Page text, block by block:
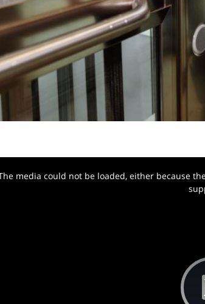
media could not be loaded, either because